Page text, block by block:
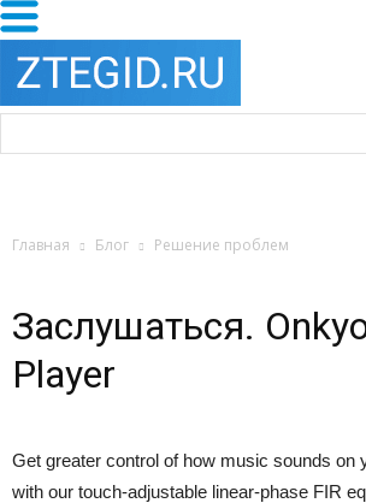
Главная Блог Решение проблем
Заслушаться.
Player
Get greater control of how music sounds on
with our touch-adjustable linear-phase FIR